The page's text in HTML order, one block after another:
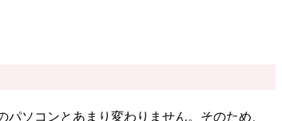
ソコンとあまり変わりません。そのため、